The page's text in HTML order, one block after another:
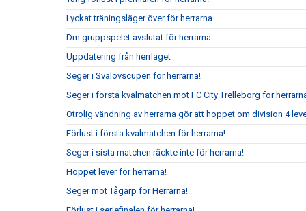
Lyckat träningsläger över för herrarna
Dm gruppspelet avslutat för herrarna
Uppdatering från herrlaget
Seger i Svalövscupen för herrarna!
Seger i första kvalmatchen mot FC City Trelleborg för
Otrolig vändning av herrarna gör att hoppet om division 4
Förlust i första kvalmatchen för herrarna!
Seger i sista matchen räckte inte för herrarna!
Hoppet lever för herrarna!
Seger mot Tågarp för Herrarna!